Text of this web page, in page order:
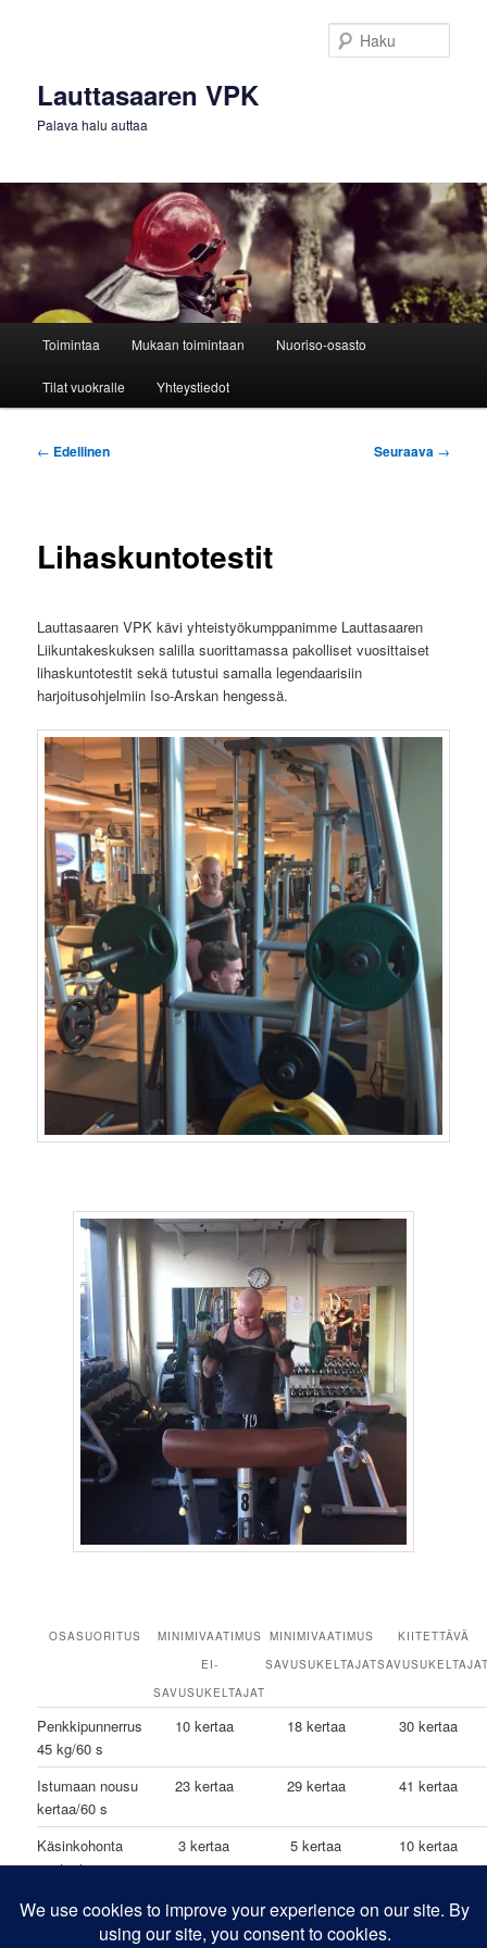
Lauttasaaren VPK
Palava halu auttaa
Toimintaa Mukaan toimintaan Nuoriso-osasto
Tilat vuokralle Yhteystiedot
Artikkelien
← Edellinen Seuraava →
Lihaskuntotestit
Lauttasaaren VPK kävi yhteistyökumppanimme Lauttasaaren
Liikuntakeskuksen salilla suorittamassa pakolliset vuosittaiset
lihaskuntotestit sekä tutustui samalla legendaarisiin
harjoitusohjelmiin Iso-Arskan hengessä.
OSASUORITUS
MINIMIVAATIMUS
EI-
SAVUSUKELTAJAT
MINIMIVAATIMUS
SAVUSUKELTAJAT
KIITETTÄVÄ
Penkkipunnerrus
45 kg/60 s
10 kertaa 18 kertaa 30 kertaa
Istumaan nousu
kertaa/60 s
23 kertaa 29 kertaa 41 kertaa
Käsinkohonta
vastaote
3 kertaa 5 kertaa 10 kertaa
Jalkakyykky
45 kg/60 s
10 kertaa 18 kertaa 27 kertaa